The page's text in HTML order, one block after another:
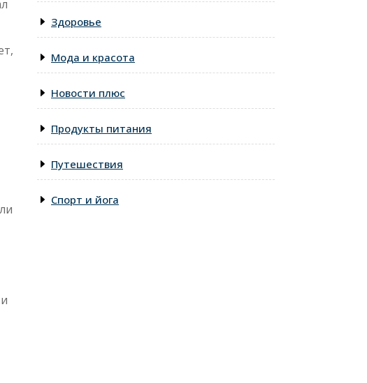
Здоровье
Мода и красота
Новости плюс
Продукты питания
Путешествия
Спорт и йога